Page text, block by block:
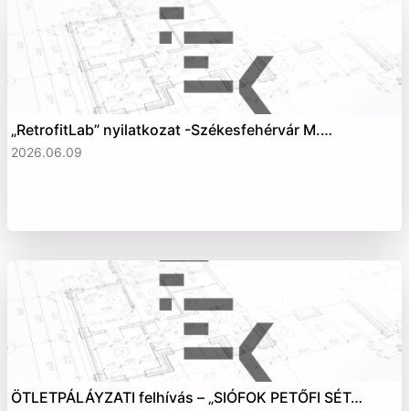
„RetrofitLab” nyilatkozat -Székesfehérvár M.…
2026.06.09
ÖTLETPÁLÁYZATI felhívás – „SIÓFOK PETŐFI SÉT…